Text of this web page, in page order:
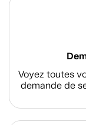
Voyez toutes
demande de